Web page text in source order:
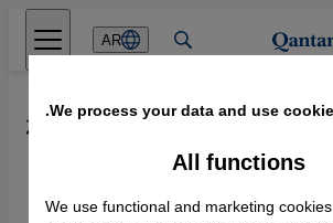
Direkt
AR
روبرت فيسك ·
21.05.2013
ثورة شعبية إلى
We process your data and use
All functions
We use functional and marketing